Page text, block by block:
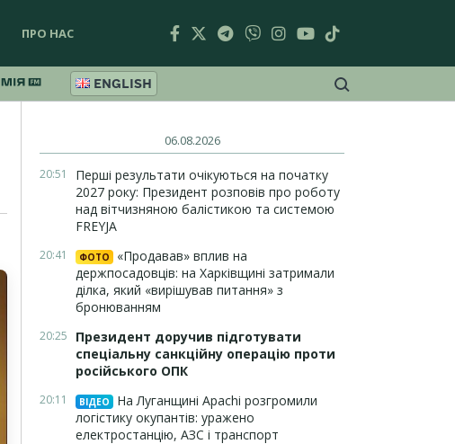
ПРО НАС
ENGLISH
06.08.2026
20:51
Перші результати очікуються на початку
2027 року: Президент розповів про роботу
над вітчизняною балістикою та системою
FREYJA
20:41 ФОТО
«Продавав» вплив на
держпосадовців: на Харківщині затримали
ділка, який «вирішував питання» з
бронюванням
20:25
Президент доручив підготувати
спеціальну санкційну операцію проти
російського ОПК
20:11 ВІДЕО
На Луганщині Apachi розгромили
логістику окупантів: уражено
електростанцію, АЗС і транспорт